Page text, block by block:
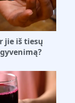
jie iš tiesų